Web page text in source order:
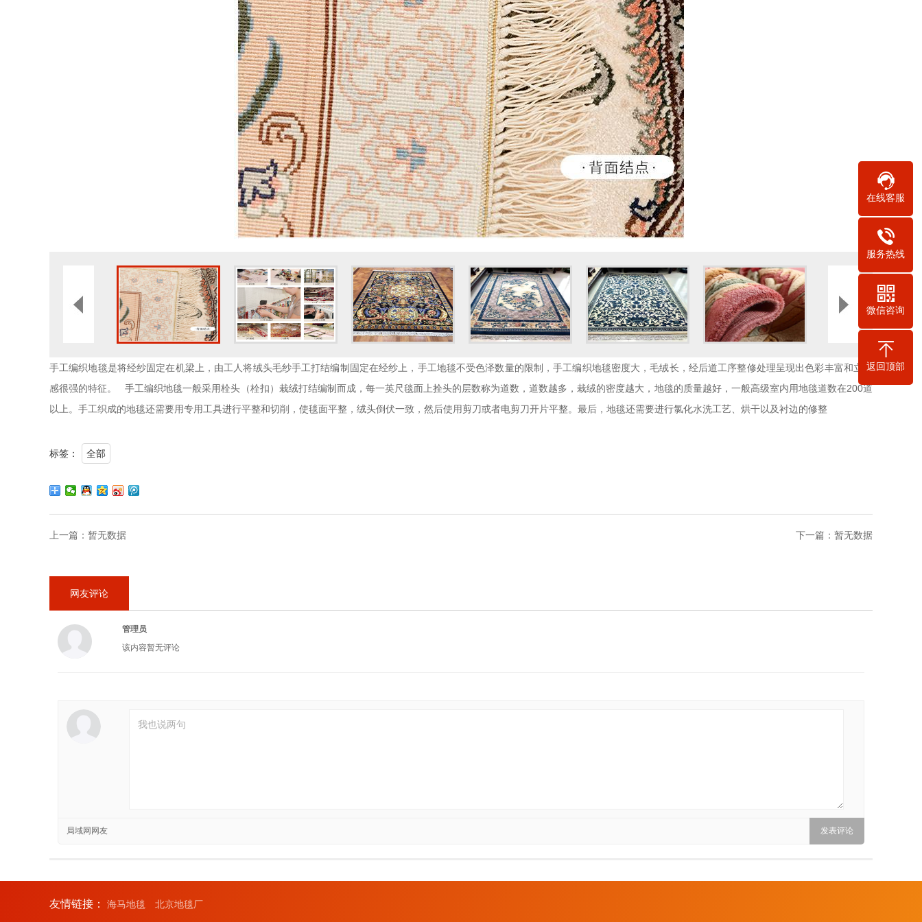
手工编织地毯是将经纱固定在机梁上，由工人将绒头毛纱手工打结编制固定在经纱上，手工地毯不受色泽数量的限制，手工编织地毯密度大，毛绒长，经后道工序整修处理呈现出色彩丰富和立体
感很强的特征。 手工编织地毯一般采用栓头（栓扣）栽绒打结编制而成，每一英尺毯面上拴头的层数称为道数，道数越多，栽绒的密度越大，地毯的质量越好，一般高级室内用地毯道数在200道
以上。手工织成的地毯还需要用专用工具进行平整和切削，使毯面平整，绒头倒伏一致，然后使用剪刀或者电剪刀开片平整。最后，地毯还需要进行氯化水洗工艺、烘干以及衬边的修整
标签： 全部
上一篇： 暂无数据 下一篇： 暂无数据
网友评论
管理员
该内容暂无评论
局域网网友
友情链接： 海马地毯 北京地毯厂
在线客服
服务热线
微信咨询
返回顶部